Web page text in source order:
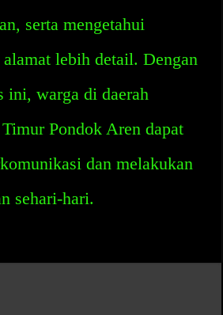
serta mengetahui
lebih detail. Dengan
ini, warga di daerah
Pondok Aren dapat
dan melakukan
sehari-hari.